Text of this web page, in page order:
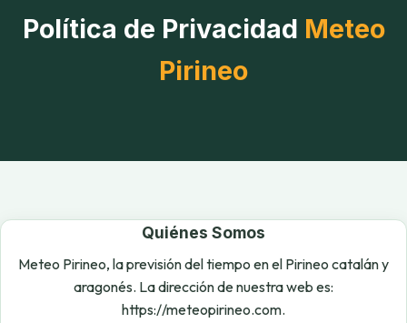
Política de Privacidad Meteo
Pirineo
Quiénes Somos
Meteo Pirineo, la previsión del tiempo en el Pirineo catalán y
aragonés. La dirección de nuestra web es:
https://meteopirineo.com.